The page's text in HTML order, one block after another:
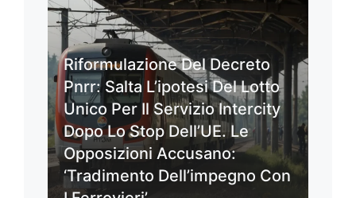
Riformulazione Del Decreto
Pnrr: Salta L’ipotesi Del Lotto
Unico Per Il Servizio Intercity
Dopo Lo Stop Dell’UE. Le
Opposizioni Accusano:
‘Tradimento Dell’impegno Con